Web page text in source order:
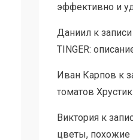
эффективно и
Даниилк записи
TINGER:
Иван Карпов к
томатов
Викторияк
цветы, похожие